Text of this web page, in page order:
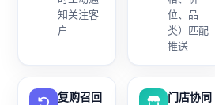
知关注客
户
位、品
类）匹配
推送
复购召回 门店协同